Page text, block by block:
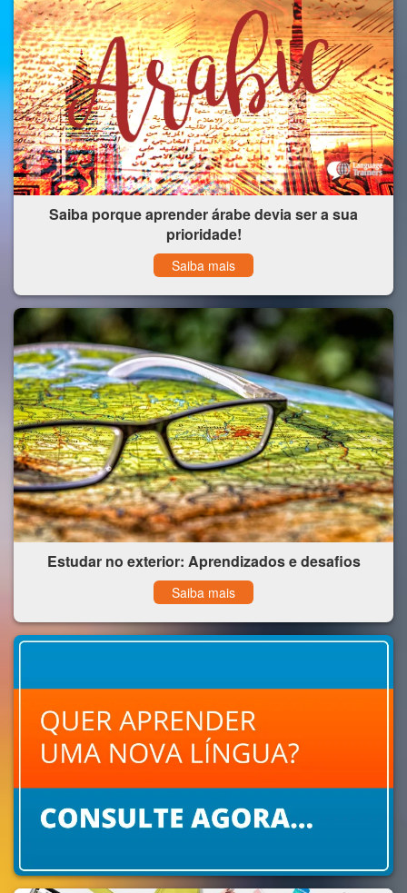
Saiba porque aprender árabe devia ser a sua
prioridade!
Saiba mais
Estudar no exterior: Aprendizados e desafios
Saiba mais